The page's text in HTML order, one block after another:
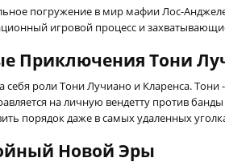
погружение в мир мафии Лос-
игровой процесс и
Приключения Тони
себя роли Тони Лучиано и Кларенса.
на личную вендетту против
порядок даже в самых удаленных
Новой Эры